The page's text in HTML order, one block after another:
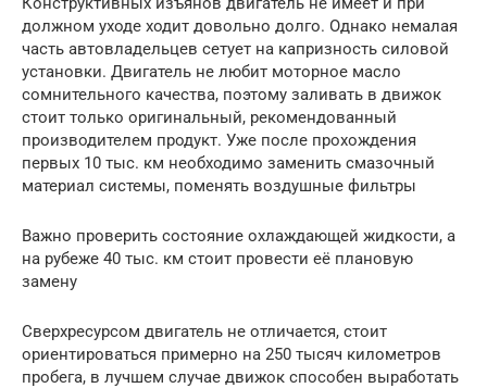
должном уходе ходит довольно долго. Однако немалая
часть автовладельцев сетует на капризность силовой
установки. Двигатель не любит моторное масло
сомнительного качества, поэтому заливать в движок
стоит только оригинальный, рекомендованный
производителем продукт. Уже после прохождения
первых 10 тыс. км необходимо заменить смазочный
материал системы, поменять воздушные фильтры
Важно проверить состояние охлаждающей жидкости, а
на рубеже 40 тыс. км стоит провести её плановую
замену
Сверхресурсом двигатель не отличается, стоит
ориентироваться примерно на 250 тысяч километров
пробега, в лучшем случае движок способен выработать